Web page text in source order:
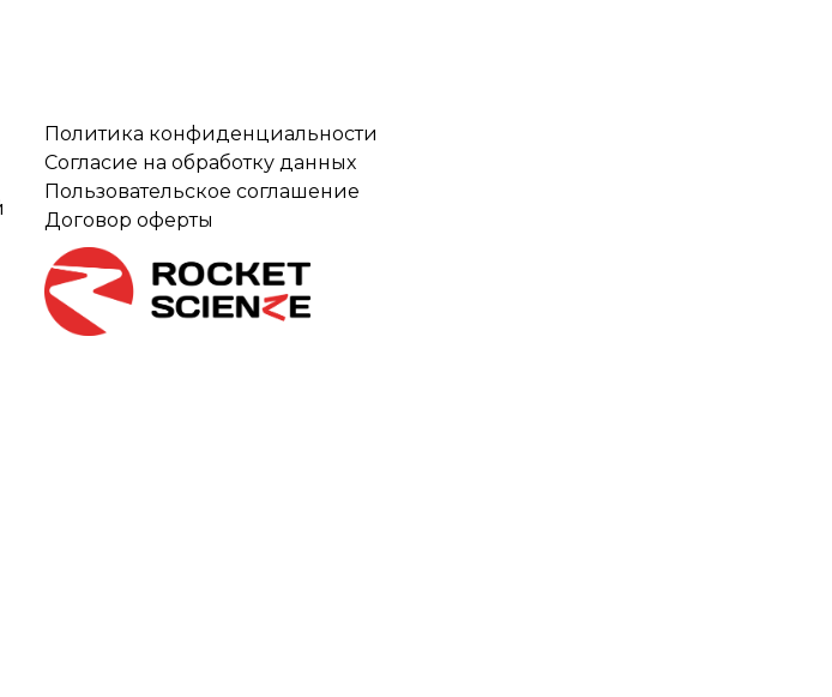
Политика конфиденциальности
Согласие на обработку данных
Пользовательское соглашение
Договор оферты